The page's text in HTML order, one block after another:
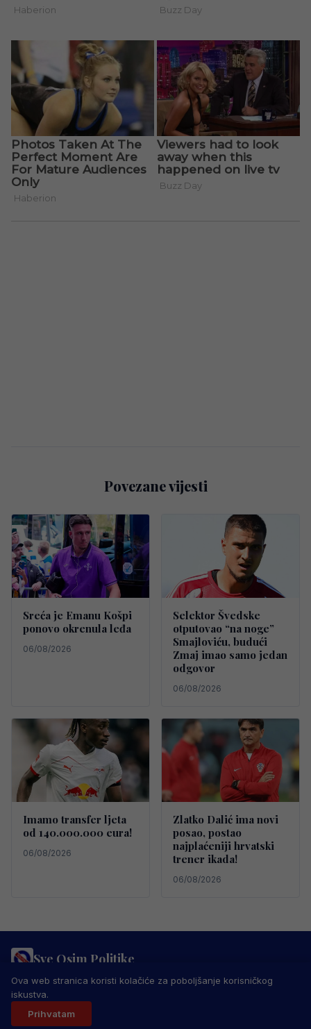
Povezane vijesti
Sreća je Emanu Košpi
ponovo okrenula leđa
06/08/2026
Selektor Švedske
otputovao “na noge”
Smajloviću, budući
Zmaj imao samo jedan
odgovor
06/08/2026
Imamo transfer ljeta
od 140.000.000 eura!
06/08/2026
Zlatko Dalić ima novi
posao, postao
najplaćeniji hrvatski
trener ikada!
06/08/2026
Sve Osim Politike
PRAVILA PRIVATNOSTI MARKETING
USLOVI KORIŠTENJA
IMPRESSUM
© 2026 Sve Osim Politike. Sva prava zadržana.
Ova web stranica koristi kolačiće za poboljšanje korisničkog
iskustva.
Prihvatam